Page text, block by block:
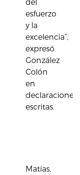
esfuerzo
y la
excelencia”,
expresó
González
Colón
en
declaraciones
escritas.
Matías,